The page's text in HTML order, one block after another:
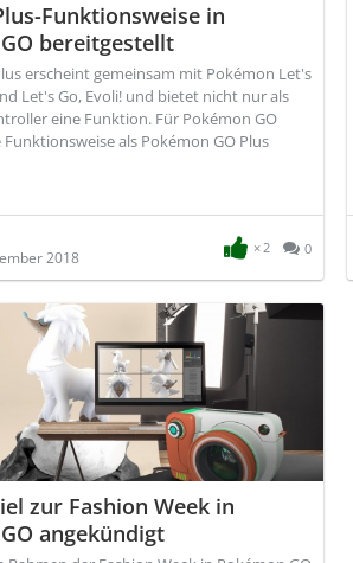
Funktionsweise in
bereitgestellt
erscheint gemeinsam mit Pokémon Let's
Let's Go, Evoli! und bietet nicht nur als
eine Funktion. Für Pokémon GO
als Pokémon GO Plus
2018
2 0
zur Fashion Week in
angekündigt